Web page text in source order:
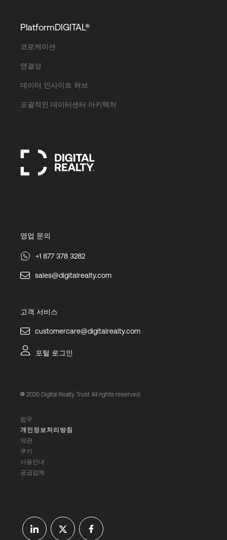
PlatformDIGITAL®
코로케이션
연결성
데이터 인사이트 허브
포괄적인 데이터센터 아키텍처
영업 문의
+1 877 378 3282
sales@digitalrealty.com
고객 서비스
customercare@digitalrealty.com
포털 로그인
2026 Digital Realty Trust All rights reserved.
법무
개인정보처리방침
약관
쿠키
사용안내
공급업체